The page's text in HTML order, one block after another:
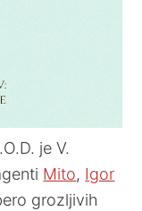
je V.
Mito, Igor
grozljivih